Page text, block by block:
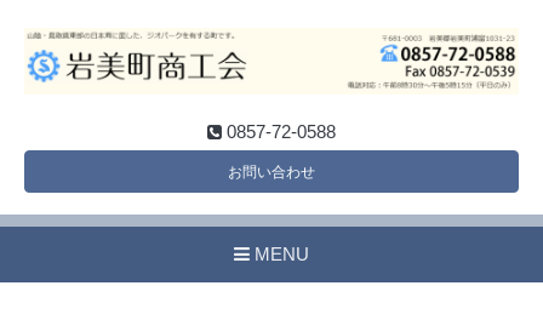
0857-72-0588
お問い合わせ
MENU